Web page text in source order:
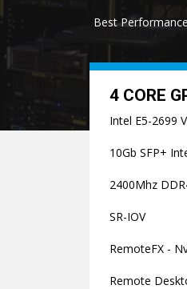
Best
4 CORE
Intel E5-2699
10Gb SFP+
2400Mhz
SR-IOV
RemoteFX -
Remote